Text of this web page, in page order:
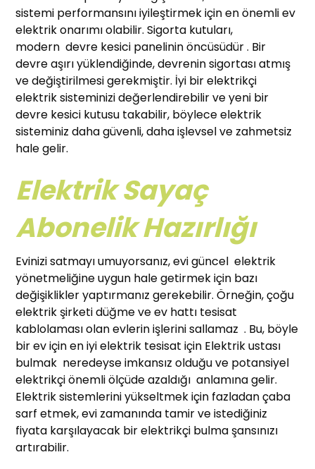
sistemi performansını iyileştirmek için en önemli ev
elektrik onarımı olabilir. Sigorta kutuları,
modern devre kesici panelinin öncüsüdür . Bir
devre aşırı yüklendiğinde, devrenin sigortası atmış
ve değiştirilmesi gerekmiştir. İyi bir elektrikçi
elektrik sisteminizi değerlendirebilir ve yeni bir
devre kesici kutusu takabilir, böylece elektrik
sisteminiz daha güvenli, daha işlevsel ve zahmetsiz
hale gelir.
Elektrik Sayaç
Abonelik Hazırlığı
Evinizi satmayı umuyorsanız, evi güncel elektrik
yönetmeliğine uygun hale getirmek için bazı
değişiklikler yaptırmanız gerekebilir. Örneğin, çoğu
elektrik şirketi düğme ve ev hattı tesisat
kablolaması olan evlerin işlerini sallamaz . Bu, böyle
bir ev için en iyi elektrik tesisat için Elektrik ustası
bulmak neredeyse imkansız olduğu ve potansiyel
elektrikçi önemli ölçüde azaldığı anlamına gelir.
Elektrik sistemlerini yükseltmek için fazladan çaba
sarf etmek, evi zamanında tamir ve istediğiniz
fiyata karşılayacak bir elektrikçi bulma şansınızı
artırabilir.